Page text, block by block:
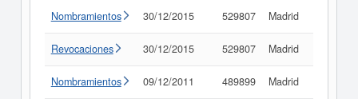
Nombramientos 30/12/2015 529807 Madrid
Revocaciones 30/12/2015 529807 Madrid
Nombramientos 09/12/2011 489899 Madrid